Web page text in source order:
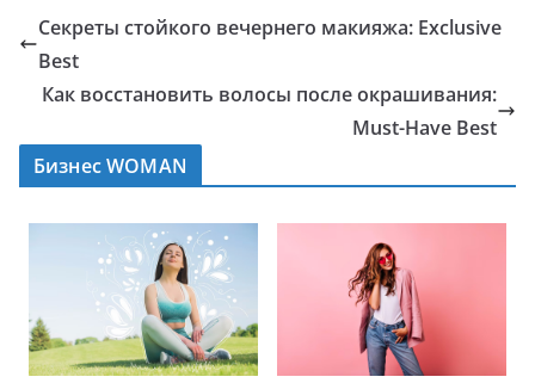
Секреты стойкого вечернего макияжа: Exclusive
Best
Как восстановить волосы после окрашивания:
Must-Have Best
Бизнес WOMAN